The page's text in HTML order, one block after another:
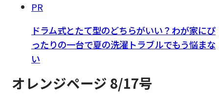
PR
ドラム式とたて型のどちらがいい？わが家にぴ
ったりの一台で夏の洗濯トラブルでもう悩まな
い
オレンジページ 8/17号